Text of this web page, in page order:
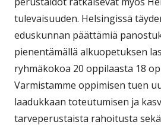
tulevaisuuden. Helsingissä
eduskunnan päättämiä
pienentämällä alkuopetuksen
ryhmäkokoa 20 oppilaasta 18
Varmistamme oppimisen tuen
laadukkaan toteutumisen ja
tarveperustaista rahoitusta